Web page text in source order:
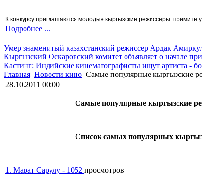
К конкурсу приглашаются молодые кыргызские режиссёры: примите
Подробнее ...
Умер знаменитый казахстанский режиссер Ардак
Кыргызский Оскаровский комитет объявляет о начале
Кастинг: Индийские кинематографисты ищут артиста -
Главная Новости кино Самые популярные кыргызские
28.10.2011 00:00
Самые популярные кыргызские
Список самых популярных
1. Марат Сарулу - 1052 просмотров